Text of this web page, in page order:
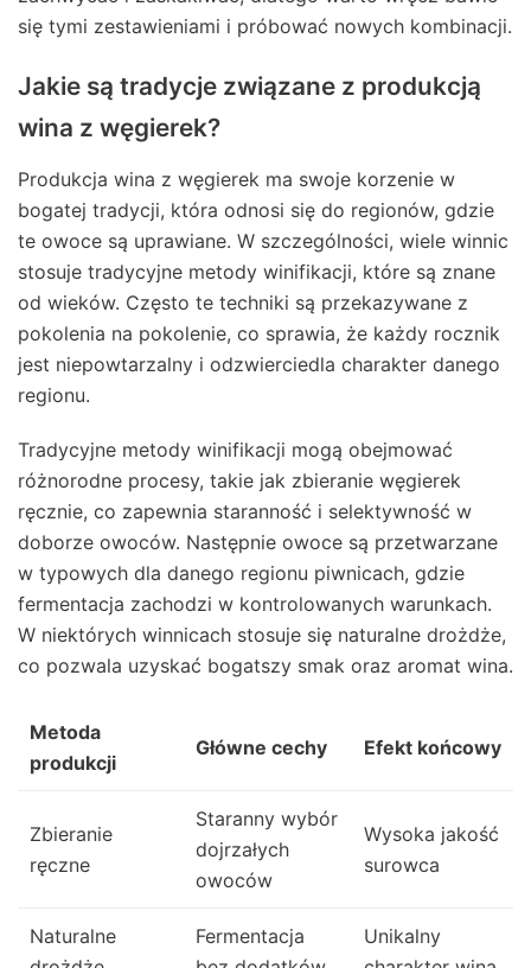
się tymi zestawieniami i próbować nowych kombinacji.
Jakie są tradycje związane z produkcją
wina z węgierek?
Produkcja wina z węgierek ma swoje korzenie w
bogatej tradycji, która odnosi się do regionów, gdzie
te owoce są uprawiane. W szczególności, wiele winnic
stosuje tradycyjne metody winifikacji, które są znane
od wieków. Często te techniki są przekazywane z
pokolenia na pokolenie, co sprawia, że każdy rocznik
jest niepowtarzalny i odzwierciedla charakter danego
regionu.
Tradycyjne metody winifikacji mogą obejmować
różnorodne procesy, takie jak zbieranie węgierek
ręcznie, co zapewnia staranność i selektywność w
doborze owoców. Następnie owoce są przetwarzane
w typowych dla danego regionu piwnicach, gdzie
fermentacja zachodzi w kontrolowanych warunkach.
W niektórych winnicach stosuje się naturalne drożdże,
co pozwala uzyskać bogatszy smak oraz aromat wina.
Metoda
produkcji
Główne cechy Efekt końcowy
Zbieranie
ręczne
Staranny wybór
dojrzałych
owoców
Wysoka jakość
surowca
Naturalne
Fermentacja
Unikalny